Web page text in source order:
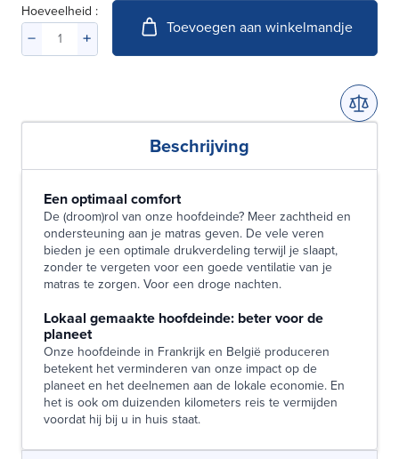
Hoeveelheid :
Toevoegen aan winkelmandje
Beschrijving
Een optimaal comfort
De (droom)rol van onze hoofdeinde? Meer zachtheid en
ondersteuning aan je matras geven. De vele veren
bieden je een optimale drukverdeling terwijl je slaapt,
zonder te vergeten voor een goede ventilatie van je
matras te zorgen. Voor een droge nachten.
Lokaal gemaakte hoofdeinde: beter voor de
planeet
Onze hoofdeinde in Frankrijk en België produceren
betekent het verminderen van onze impact op de
planeet en het deelnemen aan de lokale economie. En
het is ook om duizenden kilometers reis te vermijden
voordat hij bij u in huis staat.